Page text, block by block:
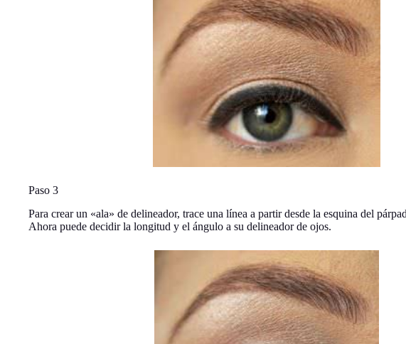
Paso 3
Para crear un «ala» de delineador, trace una línea a partir desde la esquina del
Ahora puede decidir la longitud y el ángulo a su delineador de ojos.